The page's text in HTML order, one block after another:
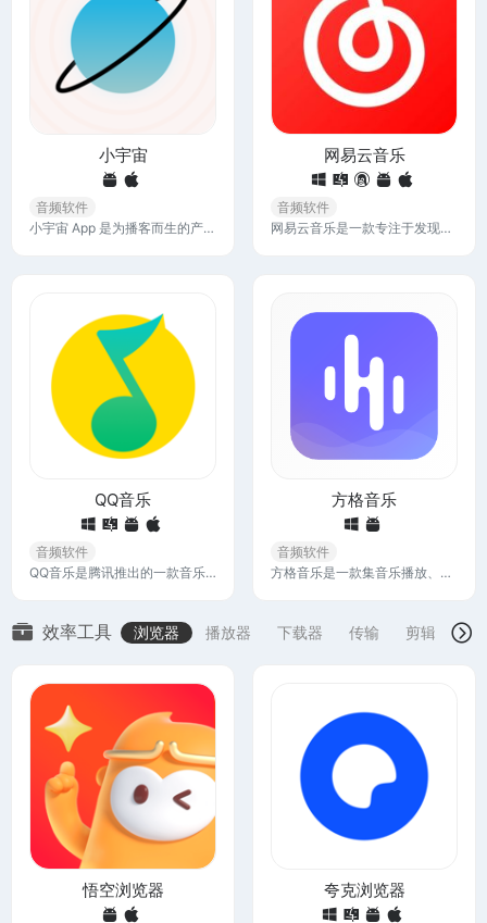
小宇宙
音频软件
小宇宙 App 是为播客而生的产品，高质量播客内容讨论，和懂播客的人谈天说地，精确记录收听播客的每一分钟，全网搜索想听的播客，让你发现好播客
网易云音乐
音频软件
网易云音乐是一款专注于发现与分享的音乐产品，依托专业音乐人、DJ、好友推荐及社交功能，为用户打造全新的音乐生活。
QQ音乐
音频软件
QQ音乐是腾讯推出的一款音乐软件，海量音乐在线试听、新歌热歌在线首发、歌词翻译、手机铃声下载、高品质无损音乐试听、海量无损曲库、正版音乐下载、空间背景音乐设置、MV观看等，是互联网音乐播放和下载的优选。
方格音乐
音频软件
方格音乐是一款集音乐播放、编辑、创作和分享于一体的多功能软件，不仅能直接在线播放全网歌曲，还能免费下载 FLAC 无损音乐
效率工具 浏览器 播放器 下载器 传输 剪辑器
悟空浏览器 夸克浏览器